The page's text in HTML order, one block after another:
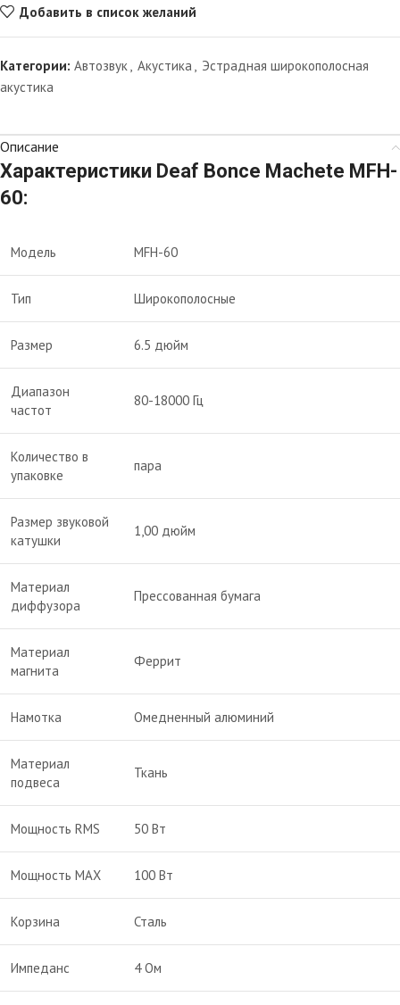
Добавить в список желаний
Категории: Автозвук, Акустика , Эстрадная широкополосная
акустика
Описание
Характеристики Deaf Bonce Machete MFH-
60:
Модель MFH-60
Тип Широкополосные
Размер 6.5 дюйм
Диапазон
частот
80-18000 Гц
Количество в
упаковке
пара
Размер звуковой
катушки
1,00 дюйм
Материал
диффузора
Прессованная бумага
Материал
магнита
Феррит
Намотка Омедненный алюминий
Материал
подвеса
Ткань
Мощность RMS 50 Вт
Мощность MAX 100 Вт
Корзина Сталь
Импеданс 4 Ом